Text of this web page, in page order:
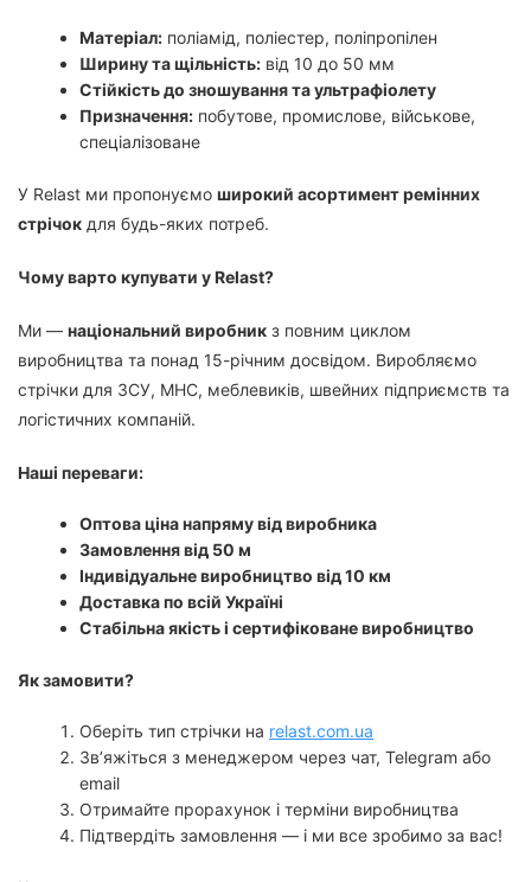
Матеріал: поліамід, поліестер, поліпропілен
Ширину та щільність: від 10 до 50 мм
Стійкість до зношування та ультрафіолету
Призначення: побутове, промислове, військове,
спеціалізоване
У Relast ми пропонуємо широкий асортимент ремінних
стрічок для будь-яких потреб.
Чому варто купувати у Relast?
Ми — національний виробник з повним циклом
виробництва та понад 15-річним досвідом. Виробляємо
стрічки для ЗСУ, МНС, меблевиків, швейних підприємств та
логістичних компаній.
Наші переваги:
Оптова ціна напряму від виробника
Замовлення від 50 м
Індивідуальне виробництво від 10 км
Доставка по всій Україні
Стабільна якість і сертифіковане виробництво
Як замовити?
Оберіть тип стрічки на relast.com.ua
Зв’яжіться з менеджером через чат, Telegram або
email
Отримайте прорахунок і терміни виробництва
Підтвердіть замовлення — і ми все зробимо за вас!